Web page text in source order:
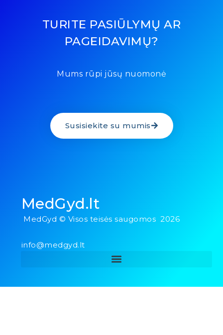
TURITE PASIŪLYMŲ AR
PAGEIDAVIMŲ?
Mums rūpi jūsų nuomonė
Susisiekite su mumis
MedGyd.lt
MedGyd © Visos teisės saugomos 2026
info@medgyd.lt